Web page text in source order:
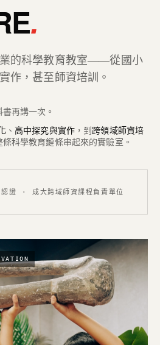
.
的科學教育教室——從國小
作，甚至師資培訓。
再講一次。
、 高中探究與實作，到跨領域師資培
科學教育鏈條串起來的實驗室。
證 · 成大跨域師資課程負責單位